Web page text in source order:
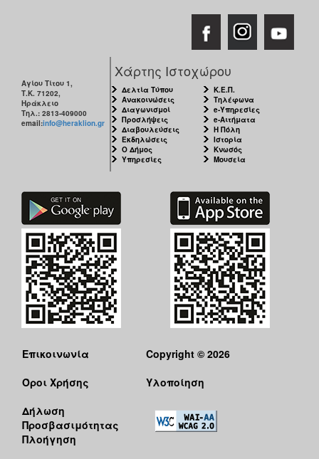
Αγίου Τίτου 1,
Τ.Κ. 71202,
Ηράκλειο
Τηλ.: 2813-409000
email:info@heraklion.gr
Χάρτης Ιστοχώρου
Δελτία Τύπου
Ανακοινώσεις
Διαγωνισμοί
Προσλήψεις
Διαβουλεύσεις
Εκδηλώσεις
Ο Δήμος
Υπηρεσίες
Κ.Ε.Π.
Τηλέφωνα
e-Υπηρεσίες
e-Αιτήματα
Η Πόλη
Ιστορία
Κνωσός
Μουσεία
Επικοινωνία
Όροι Χρήσης
Δήλωση
Προσβασιμότητας
Πλοήγηση
Copyright © 2026
Υλοποίηση